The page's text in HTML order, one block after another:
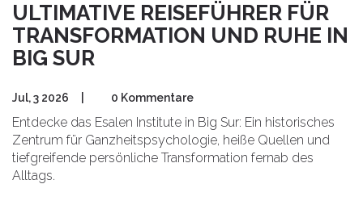
ULTIMATIVE REISEFÜHRER FÜR
TRANSFORMATION UND RUHE IN
BIG SUR
Jul, 3 2026 0 Kommentare
Entdecke das Esalen Institute in Big Sur: Ein historisches
Zentrum für Ganzheitspsychologie, heiße Quellen und
tiefgreifende persönliche Transformation fernab des
Alltags.